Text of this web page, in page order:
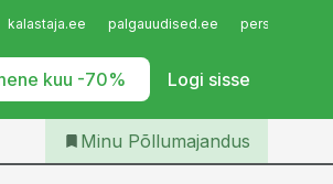
kalastaja.ee palgauudised.ee
kuu -70% Logi sisse
Iseteenindus
Telli Põllumajandus
Minu Põllumajandus